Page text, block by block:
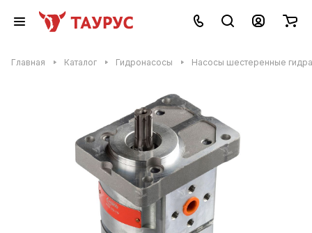
Главная Каталог Гидронасосы Насосы шестеренные